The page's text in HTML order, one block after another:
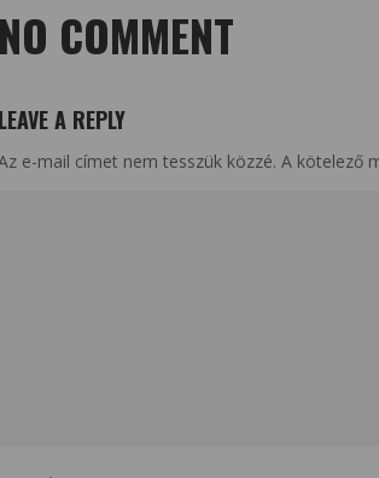
NO COMMENT
LEAVE A REPLY
e-mail címet nem tesszük közzé. A kötelező